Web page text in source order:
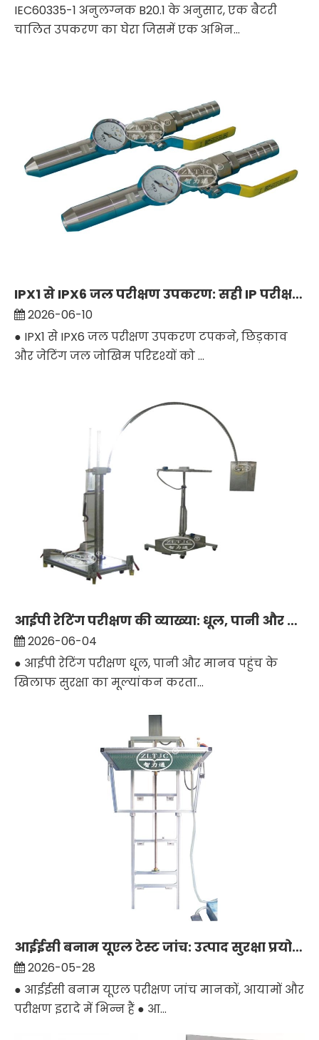
IEC60335-1 अनुलग्नक B20.1 के अनुसार, एक बैटरी
चालित उपकरण का घेरा जिसमें एक अभिन...
IPX1 से IPX6 जल परीक्षण उपकरण: सही IP परीक्षण सेटअप कैसे बनाएं
2026-06-10
● IPX1 से IPX6 जल परीक्षण उपकरण टपकने, छिड़काव
और जेटिंग जल जोखिम परिदृश्यों को ...
आईपी ​​रेटिंग परीक्षण की व्याख्या: धूल, पानी और पहुंच सुरक्षा के लिए उपकरण चुनना
2026-06-04
● आईपी रेटिंग परीक्षण धूल, पानी और मानव पहुंच के
खिलाफ सुरक्षा का मूल्यांकन करता...
आईईसी बनाम यूएल टेस्ट जांच: उत्पाद सुरक्षा प्रयोगशालाओं के लिए क्या अंतर है?
2026-05-28
● आईईसी बनाम यूएल परीक्षण जांच मानकों, आयामों और
परीक्षण इरादे में भिन्न हैं ● आ...